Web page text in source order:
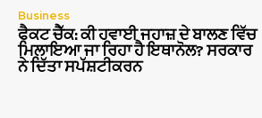
Business
ਫੈਕਟ ਚੈੱਕ: ਕੀ ਹਵਾਈ ਜਹਾਜ਼ ਦੇ ਬਾਲਣ ਵਿੱਚ
ਮਿਲਾਇਆ ਜਾ ਰਿਹਾ ਹੈ ਇਥਾਨੋਲ? ਸਰਕਾਰ
ਨੇ ਦਿੱਤਾ ਸਪੱਸ਼ਟੀਕਰਨ